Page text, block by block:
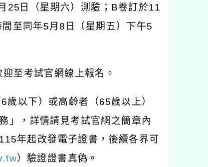
25 日（星期六）測驗； B卷訂於11
至同年5月8 日（星期五）下午5
至考試官網線上報名。
6歲以下）或高齡者（65歲以上）
」，詳情請見考試官網之簡章內
115年起改發電子證書，後續各界可
）驗證證書真偽。